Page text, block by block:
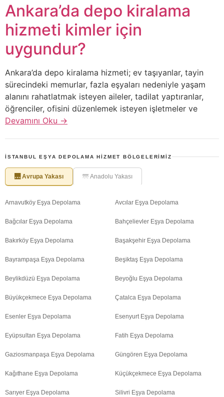
Ankara’da depo kiralama
hizmeti kimler için
uygundur?
Ankara’da depo kiralama hizmeti; ev taşıyanlar, tayin
sürecindeki memurlar, fazla eşyaları nedeniyle yaşam
alanını rahatlatmak isteyen aileler, tadilat yaptıranlar,
öğrenciler, ofisini düzenlemek isteyen işletmeler ve
Devamını Oku →
İSTANBUL EŞYA DEPOLAMA HIZMET BÖLGELERIMIZ
🌉 Avrupa Yakası 🌁 Anadolu Yakası
Arnavutköy Eşya Depolama Avcılar Eşya Depolama
Bağcılar Eşya Depolama Bahçelievler Eşya Depolama
Bakırköy Eşya Depolama Başakşehir Eşya Depolama
Bayrampaşa Eşya Depolama Beşiktaş Eşya Depolama
Beylikdüzü Eşya Depolama Beyoğlu Eşya Depolama
Büyükçekmece Eşya Depolama Çatalca Eşya Depolama
Esenler Eşya Depolama Esenyurt Eşya Depolama
Eyüpsultan Eşya Depolama Fatih Eşya Depolama
Gaziosmanpaşa Eşya Depolama Güngören Eşya Depolama
Kağıthane Eşya Depolama Küçükçekmece Eşya Depolama
Sarıyer Eşya Depolama Silivri Eşya Depolama